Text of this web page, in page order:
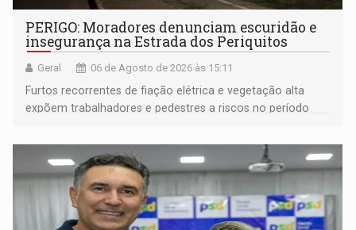
PERIGO: Moradores denunciam escuridão e
insegurança na Estrada dos Periquitos
Geral 06 de Agosto de 2026 às 15:11
Furtos recorrentes de fiação elétrica e vegetação alta
expõem trabalhadores e pedestres a riscos no período